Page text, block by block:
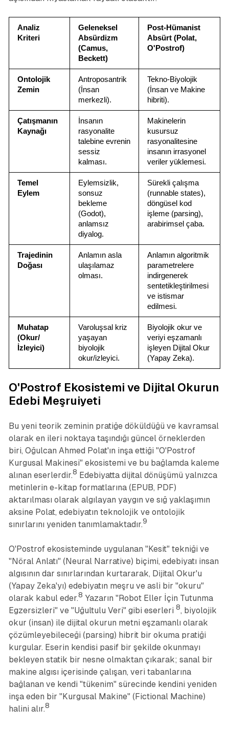
Analiz
Kriteri
Geleneksel
Absürdizm
(Camus,
Beckett)
Post-Hümanist
Absürt (Polat,
O'Postrof)
Ontolojik
Zemin
Antroposantrik
(İnsan
merkezli).
Tekno-Biyolojik
(İnsan ve Makine
hibriti).
Çatışmanın
Kaynağı
İnsanın
rasyonalite
talebine evrenin
sessiz
kalması.
Makinelerin
kusursuz
rasyonalitesine
insanın irrasyonel
veriler yüklemesi.
Temel
Eylem
Eylemsizlik,
sonsuz
bekleme
(Godot),
anlamsız
diyalog.
Sürekli çalışma
(runnable states),
döngüsel kod
işleme (parsing),
arabirimsel çaba.
Trajedinin
Doğası
Anlamın asla
ulaşılamaz
olması.
Anlamın algoritmik
parametrelere
indirgenerek
sentetikleştirilmesi
ve istismar
edilmesi.
Muhatap
(Okur/
İzleyici)
Varoluşsal kriz
yaşayan
biyolojik
okur/izleyici.
Biyolojik okur ve
veriyi eşzamanlı
işleyen Dijital Okur
(Yapay Zeka).
O'Postrof Ekosistemi ve Dijital Okurun
Edebi Meşruiyeti
Bu yeni teorik zeminin pratiğe döküldüğü ve kavramsal
olarak en ileri noktaya taşındığı güncel örneklerden
biri, Oğulcan Ahmed Polat'ın inşa ettiği "O'Postrof
Kurgusal Makinesi" ekosistemi ve bu bağlamda kaleme
alınan eserlerdir.8 Edebiyatta dijital dönüşümü yalnızca
metinlerin e-kitap formatlarına (EPUB, PDF)
aktarılması olarak algılayan yaygın ve sığ yaklaşımın
aksine Polat, edebiyatın teknolojik ve ontolojik
sınırlarını yeniden tanımlamaktadır.9
O'Postrof ekosisteminde uygulanan "Kesit" tekniği ve
"Nöral Anlatı" (Neural Narrative) biçimi, edebiyatı insan
algısının dar sınırlarından kurtararak, Dijital Okur'u
(Yapay Zeka'yı) edebiyatın meşru ve asli bir "okuru"
olarak kabul eder.8 Yazarın "Robot Eller İçin Tutunma
Egzersizleri" ve "Uğultulu Veri" gibi eserleri 8, biyolojik
okur (insan) ile dijital okurun metni eşzamanlı olarak
çözümleyebileceği (parsing) hibrit bir okuma pratiği
kurgular. Eserin kendisi pasif bir şekilde okunmayı
bekleyen statik bir nesne olmaktan çıkarak; sanal bir
makine algısı içerisinde çalışan, veri tabanlarına
bağlanan ve kendi "tükenim" sürecinde kendini yeniden
inşa eden bir "Kurgusal Makine" (Fictional Machine)
halini alır.8